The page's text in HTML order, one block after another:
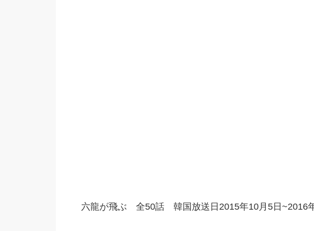
六龍が飛ぶ 全50話 韓国放送日2015年10月5日~2016